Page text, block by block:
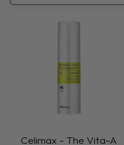
Celimax - The Vita-A